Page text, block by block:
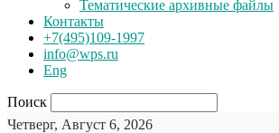
Тематические архивные файлы
Контакты
+7(495)109-1997
info@wps.ru
Eng
Поиск
Четверг, Август 6, 2026